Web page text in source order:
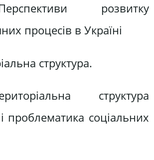
розвитку
процесів в Україні
структура.
структура
і проблематика соціальних